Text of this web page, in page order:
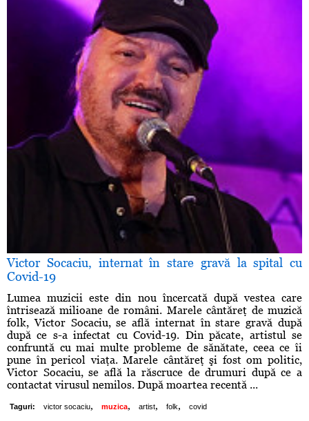
Victor Socaciu, internat în stare gravă la spital cu
Covid-19
Lumea muzicii este din nou încercată după vestea care
întrisează milioane de români. Marele cântăreţ de muzică
folk, Victor Socaciu, se află internat în stare gravă după
după ce s-a infectat cu Covid-19. Din păcate, artistul se
confruntă cu mai multe probleme de sănătate, ceea ce îi
pune în pericol viaţa. Marele cântăreţ şi fost om politic,
Victor Socaciu, se află la răscruce de drumuri după ce a
contactat virusul nemilos. După moartea recentă ...
Taguri: victor socaciu, muzica, artist, folk, covid